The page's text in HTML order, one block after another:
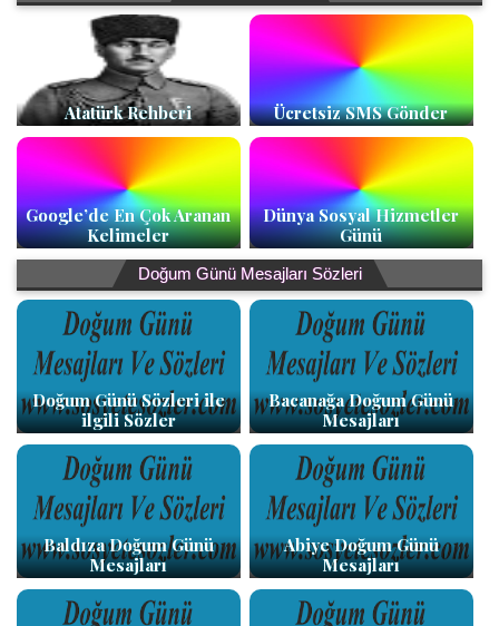
Atatürk Rehberi Ücretsiz SMS Gönder
Google’de En Çok Aranan
Kelimeler
Dünya Sosyal Hizmetler
Günü
Doğum Günü Mesajları Sözleri
Doğum Günü Sözleri ile
ilgili Sözler
Bacanağa Doğum Günü
Mesajları
Baldıza Doğum Günü
Mesajları
Abiye Doğum Günü
Mesajları